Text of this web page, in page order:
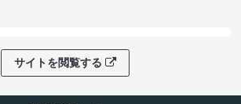
サイトを閲覧する